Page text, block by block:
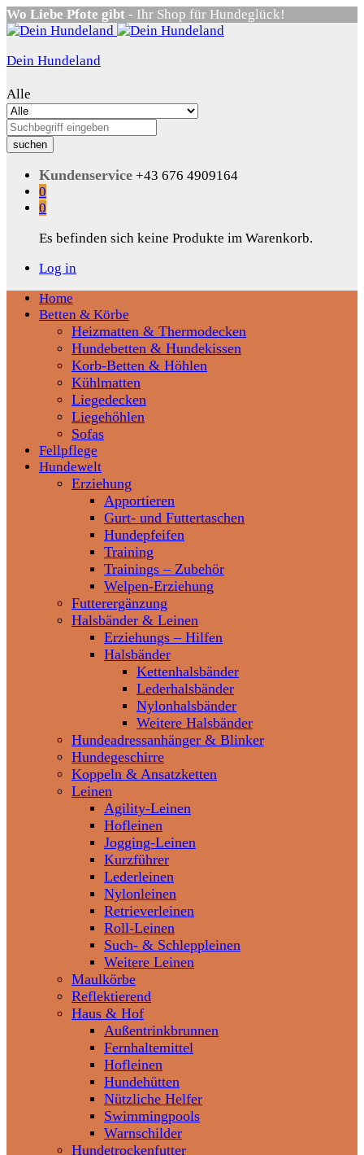
Wo Liebe Pfote gibt - Ihr Shop für Hundeglück!
Dein Hundeland
Alle
suchen
Kundenservice +43 676 4909164
0
0
Es befinden sich keine Produkte im Warenkorb.
Log in
Home
Betten & Körbe
Heizmatten & Thermodecken
Hundebetten & Hundekissen
Korb-Betten & Höhlen
Kühlmatten
Liegedecken
Liegehöhlen
Sofas
Fellpflege
Hundewelt
Erziehung
Apportieren
Gurt- und Futtertaschen
Hundepfeifen
Training
Trainings – Zubehör
Welpen-Erziehung
Futterergänzung
Halsbänder & Leinen
Erziehungs – Hilfen
Halsbänder
Kettenhalsbänder
Lederhalsbänder
Nylonhalsbänder
Weitere Halsbänder
Hundeadressanhänger & Blinker
Hundegeschirre
Koppeln & Ansatzketten
Leinen
Agility-Leinen
Hofleinen
Jogging-Leinen
Kurzführer
Lederleinen
Nylonleinen
Retrieverleinen
Roll-Leinen
Such- & Schleppleinen
Weitere Leinen
Maulkörbe
Reflektierend
Haus & Hof
Außentrinkbrunnen
Fernhaltemittel
Hofleinen
Hundehütten
Nützliche Helfer
Swimmingpools
Warnschilder
Hundetrockenfutter